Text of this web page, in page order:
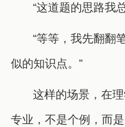
“这道题的思路
“等等，我先翻翻
似的知识点。”
这样的场景，在
专业，不是个例，而是